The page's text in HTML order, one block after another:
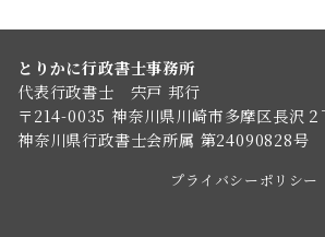
とりかに行政書士事務所
代表行政書士 宍戸 邦行
〒214-0035 神奈川県川崎市多摩区長沢２
神奈川県行政書士会所属 第24090828号
プライバシーポリシー